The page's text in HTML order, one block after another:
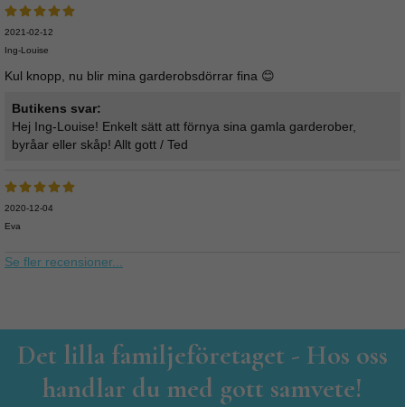
2021-02-12
Ing-Louise
Kul knopp, nu blir mina garderobsdörrar fina 😊
Butikens svar:
Hej Ing-Louise! Enkelt sätt att förnya sina gamla garderober,
byråar eller skåp! Allt gott / Ted
2020-12-04
Eva
Se fler recensioner...
Det lilla familjeföretaget - Hos oss
handlar du med gott samvete!